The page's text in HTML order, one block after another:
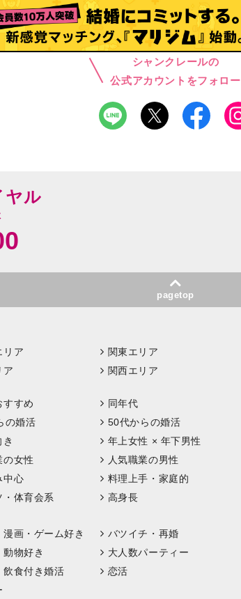
シャンクレールの
公式アカウントをフォロー
ヤル
pagetop
リア 関東エリア
ア
関西エリア
すすめ 同年代
の婚活
50代からの婚活
年上女性 × 年下男性
の女性
人気職業の男性
中心
料理上手・家庭的
・体育会系
高身長
漫画・ゲーム好き
バツイチ・再婚
物好き
大人数パーティー
飲食付き婚活
恋活